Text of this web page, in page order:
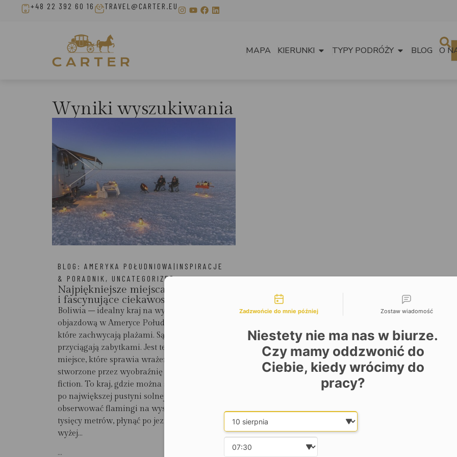
+48 22 392 60 16 TRAVEL@CARTER.EU
MAPA KIERUNKI TYPY PODRÓŻY BLOG O
Wyniki wyszukiwania
BLOG: AMERYKA POŁUDNIOWA|INSPIRACJE
& PORADNIK , UNCATEGORIZED
Najpiękniejsze miejsca Boliwii
i fascynujące ciekawostki
Boliwia – idealny kraj na wycieczkę
objazdową w Ameryce Południowej Są kraje,
które zachwycają plażami. Są takie, które
przyciągają zabytkami. Jest też Boliwia –
miejsce, które sprawia wrażenie, jakby zostało
stworzone przez wyobraźnię pisarza science
fiction. To kraj, gdzie można spacerować
po największej pustyni solnej świata,
obserwować flamingi na wysokości niemal 5
tysięcy metrów, płynąć po jeziorze położonym
wyżej...
...
Możliwości kontaktu
Zadzwońcie do mnie później Zostaw wiadomość
Niestety nie ma nas w biurze.
Czy mamy oddzwonić do
Ciebie, kiedy wrócimy do
pracy?
Date and time slection for
Wybierz datę